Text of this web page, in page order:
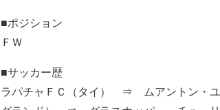
■ポジション
ＦＷ
■サッカー歴
ラパチャＦＣ（タイ） ⇒ ムアントン・